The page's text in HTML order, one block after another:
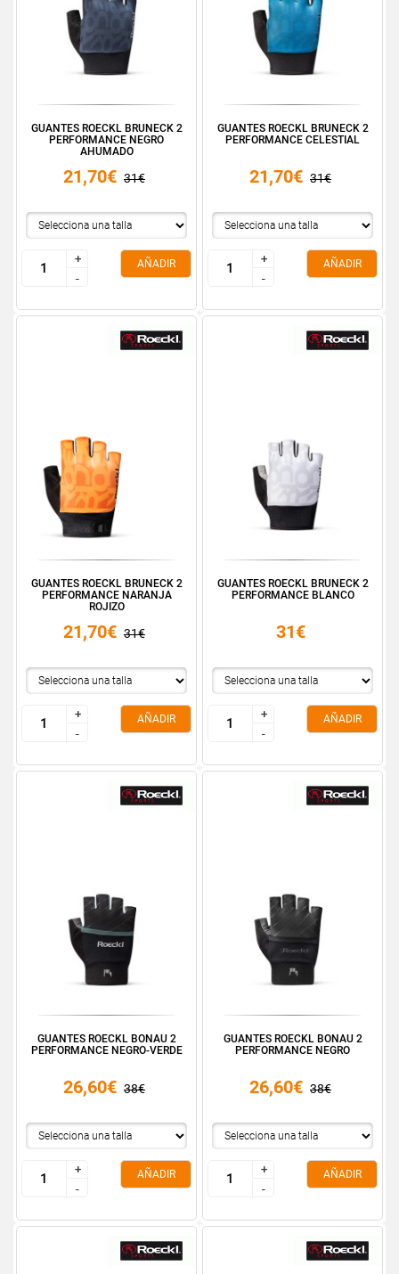
GUANTES ROECKL BRUNECK 2
PERFORMANCE NEGRO
AHUMADO
21,70€ 31€
+
-
+
-
AÑADIR
GUANTES ROECKL BRUNECK 2
PERFORMANCE CELESTIAL
21,70€ 31€
+
-
+
-
AÑADIR
GUANTES ROECKL BRUNECK 2
PERFORMANCE NARANJA
ROJIZO
21,70€ 31€
+
-
+
-
AÑADIR
GUANTES ROECKL BRUNECK 2
PERFORMANCE BLANCO
31€
+
-
+
-
AÑADIR
GUANTES ROECKL BONAU 2
PERFORMANCE NEGRO-VERDE
26,60€ 38€
+
-
+
-
AÑADIR
GUANTES ROECKL BONAU 2
PERFORMANCE NEGRO
26,60€ 38€
+
-
+
-
AÑADIR